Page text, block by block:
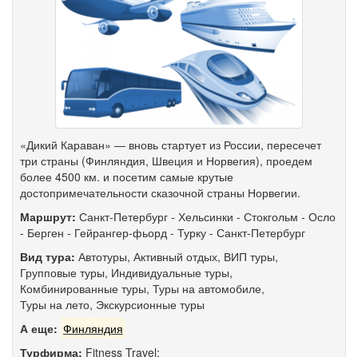
«Дикий Караван» — вновь стартует из России, пересечет
три страны (Финляндия, Швеция и Норвегия), проедем
более 4500 км. и посетим самые крутые
достопримечательности сказочной страны Норвегии.
Маршрут: Санкт-Петербург - Хельсинки - Стокгольм - Осло
- Берген - Гейрангер-фьорд - Турку - Санкт-Петербург
Вид тура: Автотуры, Активный отдых, ВИП туры,
Групповые туры, Индивидуальные туры,
Комбинированные туры, Туры на автомобиле,
Туры на лето, Экскурсионные туры
А еще: Финляндия
Турфирма: Fitness Travel;